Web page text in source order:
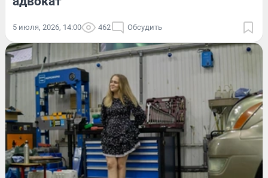
5 июля, 2026, 14:00 462 Обсудить